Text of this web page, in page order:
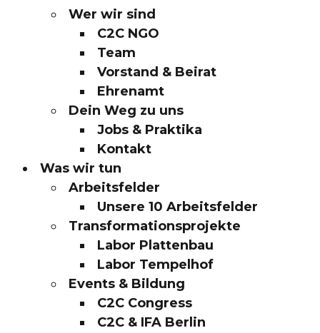
Wer wir sind
C2C NGO
Team
Vorstand & Beirat
Ehrenamt
Dein Weg zu uns
Jobs & Praktika
Kontakt
Was wir tun
Arbeitsfelder
Unsere 10 Arbeitsfelder
Transformationsprojekte
Labor Plattenbau
Labor Tempelhof
Events & Bildung
C2C Congress
C2C & IFA Berlin